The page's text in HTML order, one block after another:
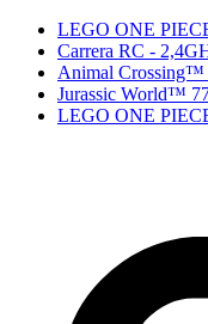
LEGO ONE
Carrera RC -
Animal Crossing™
Jurassic World™
LEGO ONE